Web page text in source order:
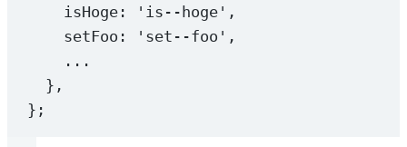
isHoge:
'is--hoge' ,
setFoo:
'set--foo' ,
...
},
};